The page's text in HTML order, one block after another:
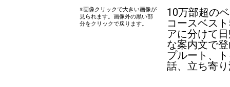
※画像クリックで大きい画像が
見られます。画像外の黒い部
分をクリックで戻ります。
10万部超の
コースベス
アに分けて
な案内文で
プルート、
話、立ち寄